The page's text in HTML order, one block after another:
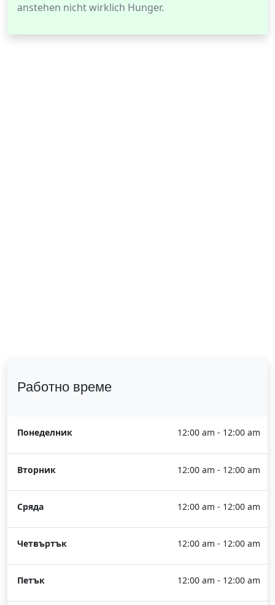
anstehen nicht wirklich Hunger.
Работно време
Понеделник 12:00 am - 12:00 am
Вторник 12:00 am - 12:00 am
Сряда 12:00 am - 12:00 am
Четвъртък 12:00 am - 12:00 am
Петък 12:00 am - 12:00 am